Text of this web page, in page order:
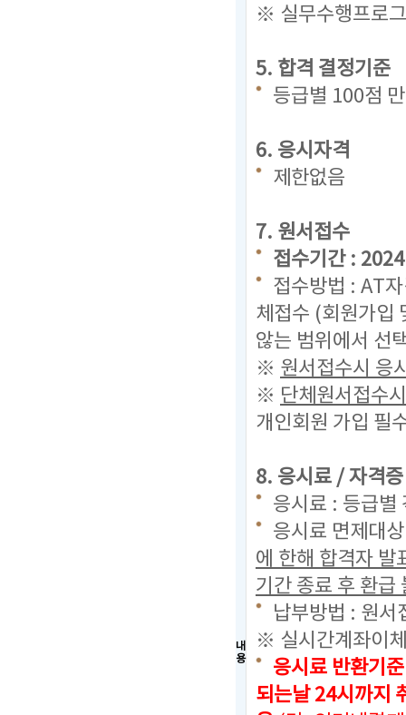
내
용
※ 실무수행프로
5. 합격 결정기준
등급별 100점
6. 응시자격
제한없음
7. 원서접수
접수기간 :
접수방법 : AT
체접수 (회원가입
않는 범위에서 선
※ 원서접수시 응
※ 단체원서접수
개인회원 가입 필
8. 응시료 / 자격
응시료 : 등급
응시료 면제대
에 한해 합격자 발
기간 종료 후 환급
납부방법 : 원서
※ 실시간계좌이
응시료 반환기
되는날 24시까지